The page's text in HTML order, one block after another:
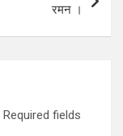
रमन ।
Required fields